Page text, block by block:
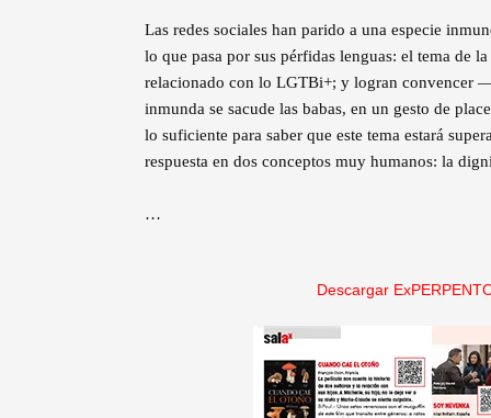
Las redes sociales han parido a una especie
lo que pasa por sus pérfidas lenguas: el tema
relacionado con lo LGTBi+; y logran convencer
inmunda se sacude las babas, en un gesto de
lo suficiente para saber que este tema estará
respuesta en dos conceptos muy humanos: la
…
Descargar